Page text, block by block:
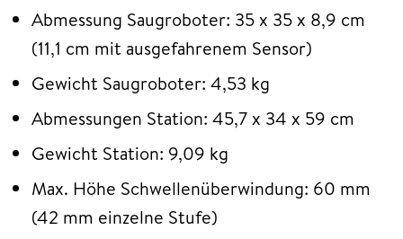
Abmessung Saugroboter: 35 x 35 x 8,9 cm
(11,1 cm mit ausgefahrenem Sensor)
Gewicht Saugroboter: 4,53 kg
Abmessungen Station: 45,7 x 34 x 59 cm
Gewicht Station: 9,09 kg
Max. Höhe Schwellenüberwindung: 60 mm
(42 mm einzelne Stufe)